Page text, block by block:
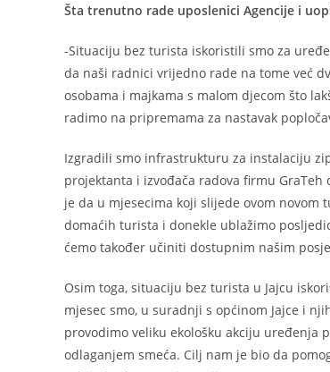
Šta trenutno rade uposlenici Agencije i
-Situaciju bez turista iskoristili smo za
da naši radnici vrijedno rade na tome već
osobama i majkama s malom djecom što
radimo na pripremama za nastavak
Izgradili smo infrastrukturu za instalaciju
projektanta i izvođača radova firmu
je da u mjesecima koji slijede ovom novom
domaćih turista i donekle ublažimo
ćemo također učiniti dostupnim našim
Osim toga, situaciju bez turista u Jajcu
mjesec smo, u suradnji s općinom Jajce i
provodimo veliku ekološku akciju uređenja
odlaganjem smeća. Cilj nam je bio da